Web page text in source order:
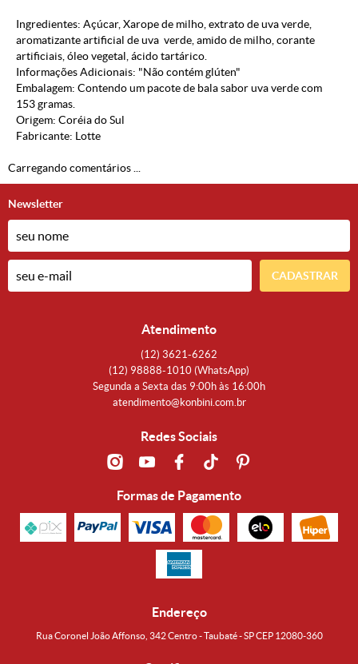
Ingredientes: Açúcar, Xarope de milho, extrato de uva verde,
aromatizante artificial de uva verde, amido de milho, corante
artificiais, óleo vegetal, ácido tartárico.
Informações Adicionais: "Não contém glúten"
Embalagem: Contendo um pacote de bala sabor uva verde com
153 gramas.
Origem: Coréia do Sul
Fabricante: Lotte
Carregando comentários ...
Newsletter
CADASTRAR
Atendimento
(12) 3621-6262
(12) 98888-1010 (WhatsApp)
Segunda a Sexta das 9:00h às 16:00h
atendimento@konbini.com.br
Redes Sociais
Formas de Pagamento
Endereço
Rua Coronel João Affonso, 342 Centro - Taubaté - SP CEP 12080-360